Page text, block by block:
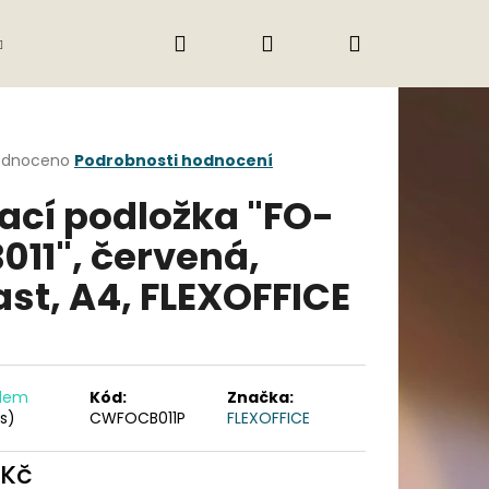
Obchodní podmínky
Přihlášení
Podrobnosti hodnocení
podložka "FO-
červená,
A4, FLEXOFFICE
Kód:
CWFOCB011P
Značka:
FLEXOFFICE